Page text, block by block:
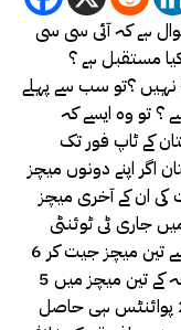
ہے کہ آئی سی سی
مستقبل ہے ؟
؟تو سب سے پہلے
؟ تو وہ ایسے کہ
کے ٹاپ فور تک
اگر اپنے دونوں میچز
کی ان کے آخری میچز
جاری ٹی ٹوئنٹی
ورلڈکپ کے گروپ ٹو میں بھارت نے چار میں سے تین میچز جیت کر 6
پوائنٹس حاصل کیے ہیں جبکہ جنوبی افریقہ کے تین میچز میں 5
پوائنٹس ہیں۔پاکستان ٹیم تین میچز میں 2 پوائنٹس ہی حاصل